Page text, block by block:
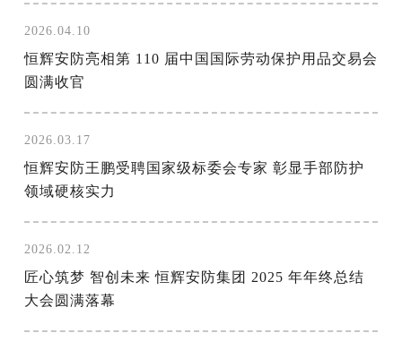
2026.04.10
恒辉安防亮相第 110 届中国国际劳动保护用品交易会
圆满收官
2026.03.17
恒辉安防王鹏受聘国家级标委会专家 彰显手部防护
领域硬核实力
2026.02.12
匠心筑梦 智创未来 恒辉安防集团 2025 年年终总结
大会圆满落幕